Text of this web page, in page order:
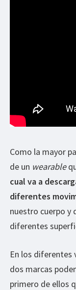
Como la mayor
de un wearable
cual va a
diferentes
nuestro cuerpo y
diferentes
En los diferentes
dos marcas
primero de ellos